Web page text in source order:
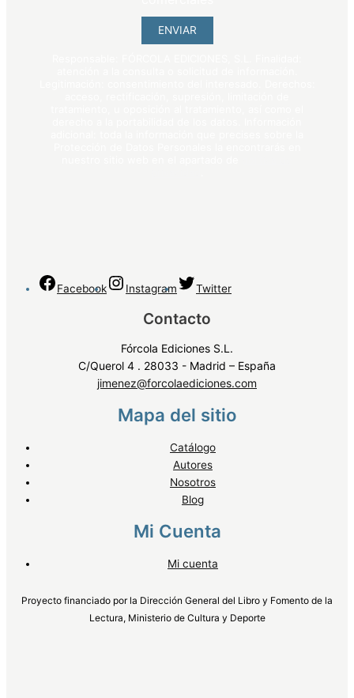
ENVIAR
Facebook Instagram Twitter
Contacto
Fórcola Ediciones S.L.
C/Querol 4 . 28033 - Madrid – España
jimenez@forcolaediciones.com
Mapa del sitio
Catálogo
Autores
Nosotros
Blog
Mi Cuenta
Mi cuenta
Proyecto financiado por la Dirección General del Libro y Fomento de la
Lectura, Ministerio de Cultura y Deporte